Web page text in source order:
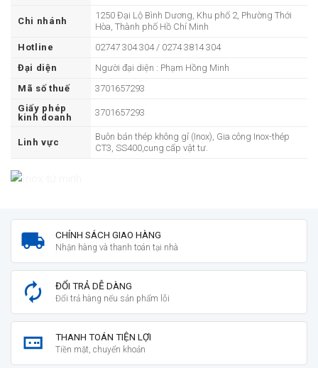
Chi nhánh
1250 Đại Lộ Bình Dương, Khu phố 2, Phường Thới
Hòa, Thành phố Hồ Chí Minh
Hotline
02747 304 304 / 0274 3814 304
Đại diện
Người đại diện : Phạm Hồng Minh
Mã số thuế
3701657293
Giấy phép
kinh doanh
3701657293
Linh vực
Buôn bán thép không gỉ (Inox), Gia công Inox-thép
CT3, SS400,cung cấp vật tư.
CHÍNH SÁCH GIAO HÀNG
Nhận hàng và thanh toán tại nhà
ĐỔI TRẢ DỄ DÀNG
Đổi trả hàng nếu sản phẩm lỗi
THANH TOÁN TIỆN LỢI
Tiền mặt, chuyển khoản